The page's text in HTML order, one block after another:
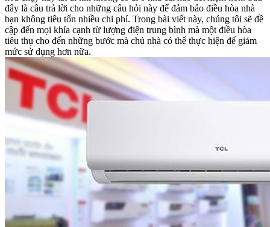
đây là câu trả lời cho những câu hỏi này để đảm bảo điều hòa nhà
bạn không tiêu tốn nhiều chi phí. Trong bài viết này, chúng tôi sẽ đề
cập đến mọi khía cạnh từ lượng điện trung bình mà một điều hòa
tiêu thụ cho đến những bước mà chủ nhà có thể thực hiện để giảm
mức sử dụng hơn nữa.